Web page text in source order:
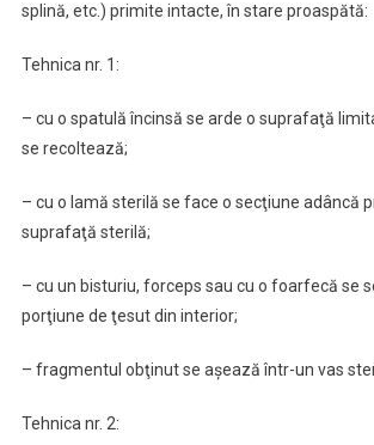
splină, etc.) primite intacte, în stare proaspătă:
Tehnica nr. 1:
– cu o spatulă încinsă se arde o suprafaţă
se recoltează;
– cu o lamă sterilă se face o secţiune adâncă
suprafaţă sterilă;
– cu un bisturiu, forceps sau cu o foarfecă se
porţiune de ţesut din interior;
– fragmentul obţinut se aşează într-un vas
Tehnica nr. 2: